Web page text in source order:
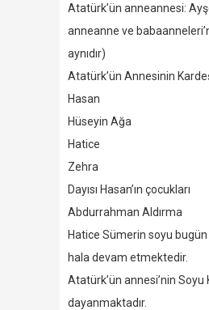
Atatürk’ün anneannesi:
anneanne ve
aynıdır)
Atatürk’ün Annesinin
Hasan
Hüseyin Ağa
Hatice
Zehra
Dayısı Hasan’ın çocukları
Abdurrahman Aldırma
Hatice Sümerin soyu bugün
hala devam etmektedir.
Atatürk’ün annesi’nin Soyu
dayanmaktadır.